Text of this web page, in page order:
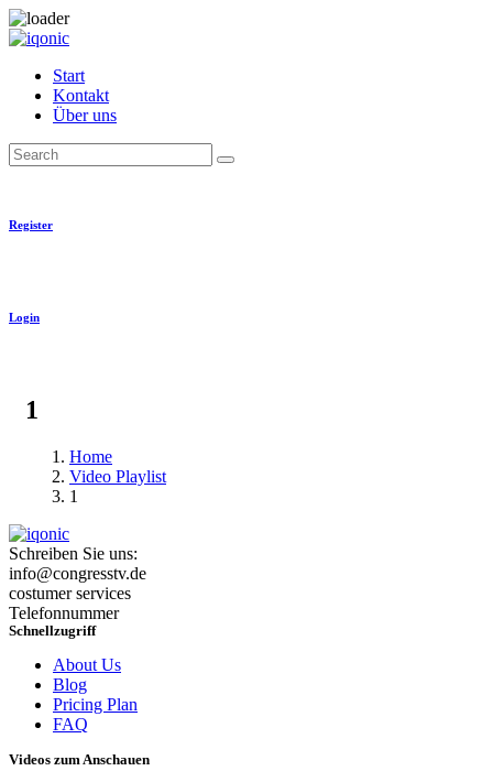
Skip
contentStart
Kontakt
Über uns
Search
Register
Login
1
Home
Video Playlist
1
Schreiben Sie uns:
info@congresstv.de
costumer services
Telefonnummer
Schnellzugriff
About Us
Blog
Pricing Plan
FAQ
Videos zum Anschauen